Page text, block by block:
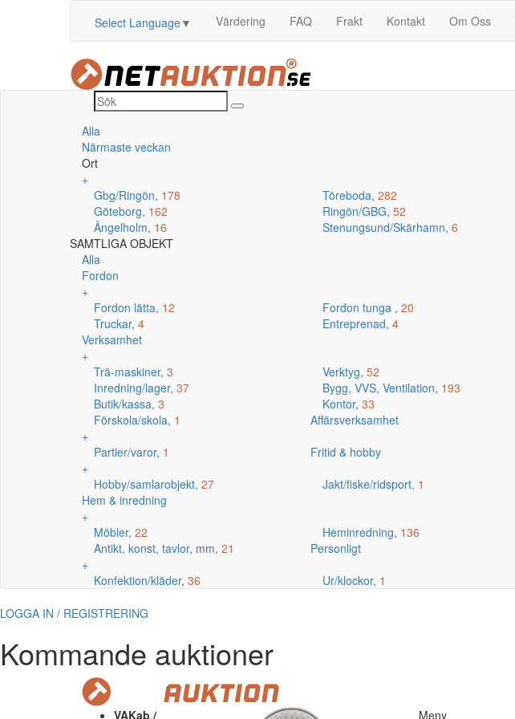
Select Language▼ Värdering FAQ Frakt Kontakt Om Oss
Alla
Närmaste veckan
Ort
+
Gbg/Ringön, 178 Töreboda, 282
Göteborg, 162 Ringön/GBG, 52
Ängelholm, 16 Stenungsund/Skärhamn, 6
SAMTLIGA OBJEKT
Alla
Fordon
+
Fordon lätta, 12 Fordon tunga , 20
Truckar, 4 Entreprenad, 4
Verksamhet
+
Trä-maskiner, 3 Verktyg, 52
Inredning/lager, 37 Bygg, VVS, Ventilation, 193
Butik/kassa, 3 Kontor, 33
Förskola/skola, 1
Affärsverksamhet
+
Partier/varor, 1
Fritid & hobby
+
Hobby/samlarobjekt, 27 Jakt/fiske/ridsport, 1
Hem & inredning
+
Möbler, 22 Heminredning, 136
Antikt, konst, tavlor, mm, 21
Personligt
+
Konfektion/kläder, 36 Ur/klockor, 1
LOGGA IN / REGISTRERING
Kommande auktioner
VAKab / Meny